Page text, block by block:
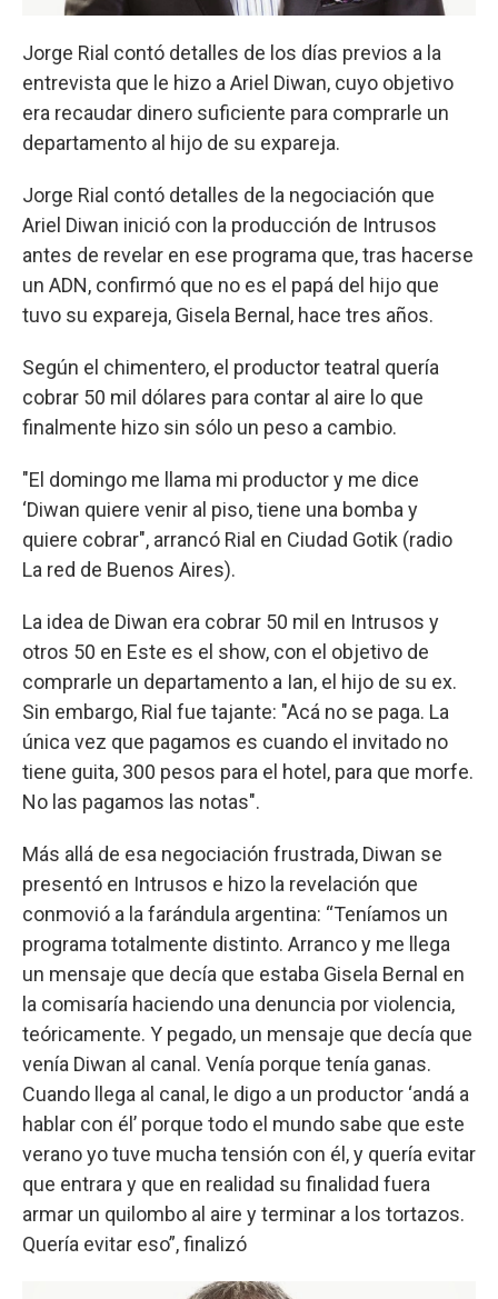
Jorge Rial contó detalles de los días previos a la
entrevista que le hizo a Ariel Diwan, cuyo objetivo
era recaudar dinero suficiente para comprarle un
departamento al hijo de su expareja.
Jorge Rial contó detalles de la negociación que
Ariel Diwan inició con la producción de Intrusos
antes de revelar en ese programa que, tras hacerse
un ADN, confirmó que no es el papá del hijo que
tuvo su expareja, Gisela Bernal, hace tres años.
Según el chimentero, el productor teatral quería
cobrar 50 mil dólares para contar al aire lo que
finalmente hizo sin sólo un peso a cambio.
"El domingo me llama mi productor y me dice
‘Diwan quiere venir al piso, tiene una bomba y
quiere cobrar", arrancó Rial en Ciudad Gotik (radio
La red de Buenos Aires).
La idea de Diwan era cobrar 50 mil en Intrusos y
otros 50 en Este es el show, con el objetivo de
comprarle un departamento a Ian, el hijo de su ex.
Sin embargo, Rial fue tajante: "Acá no se paga. La
única vez que pagamos es cuando el invitado no
tiene guita, 300 pesos para el hotel, para que morfe.
No las pagamos las notas".
Más allá de esa negociación frustrada, Diwan se
presentó en Intrusos e hizo la revelación que
conmovió a la farándula argentina: “Teníamos un
programa totalmente distinto. Arranco y me llega
un mensaje que decía que estaba Gisela Bernal en
la comisaría haciendo una denuncia por violencia,
teóricamente. Y pegado, un mensaje que decía que
venía Diwan al canal. Venía porque tenía ganas.
Cuando llega al canal, le digo a un productor ‘andá a
hablar con él’ porque todo el mundo sabe que este
verano yo tuve mucha tensión con él, y quería evitar
que entrara y que en realidad su finalidad fuera
armar un quilombo al aire y terminar a los tortazos.
Quería evitar eso”, finalizó